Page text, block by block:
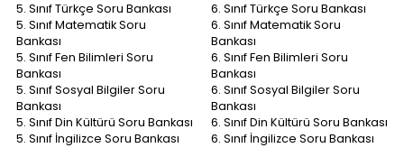
5. Sınıf Türkçe Soru Bankası
5. Sınıf Matematik Soru
Bankası
5. Sınıf Fen Bilimleri Soru
Bankası
5. Sınıf Sosyal Bilgiler Soru
Bankası
5. Sınıf Din Kültürü Soru Bankası
5. Sınıf İngilizce Soru Bankası
6. Sınıf Türkçe Soru Bankası
6. Sınıf Matematik Soru
Bankası
6. Sınıf Fen Bilimleri Soru
Bankası
6. Sınıf Sosyal Bilgiler Soru
Bankası
6. Sınıf Din Kültürü Soru Bankası
6. Sınıf İngilizce Soru Bankası